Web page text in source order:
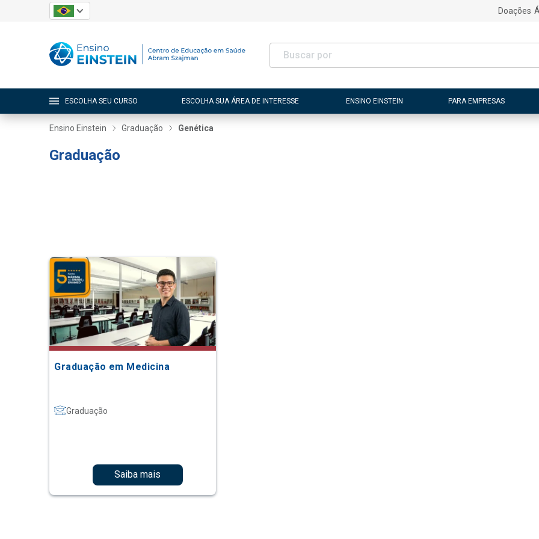
Doações
ESCOLHA SEU CURSO ESCOLHA SUA ÁREA DE INTERESSE ENSINO EINSTEIN PARA EMPRESAS
Ensino Einstein Graduação Genética
Graduação
Graduação em Medicina
Graduação
Saiba mais